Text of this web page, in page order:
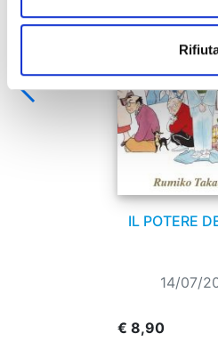
IL POTERE
14/07/
€ 8,90